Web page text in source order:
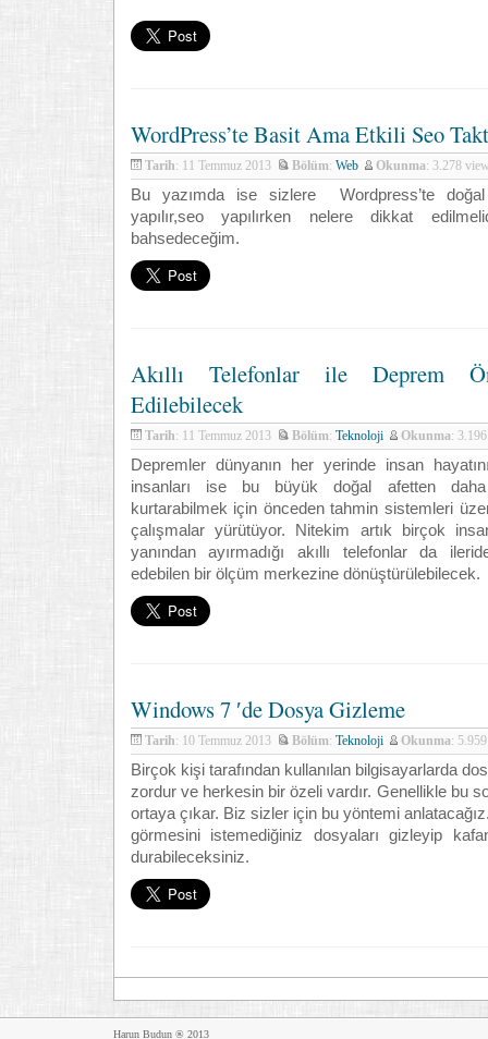
WordPress’te Basit Ama Etkili Seo
Tarih: 11 Temmuz 2013 Bölüm: Web Okunma: 3.278
Bu yazımda ise sizlere Wordpress’te
yapılır,seo yapılırken nelere dikkat
bahsedeceğim.
Akıllı Telefonlar ile Deprem
Edilebilecek
Tarih: 11 Temmuz 2013 Bölüm: Teknoloji Okunma:
Depremler dünyanın her yerinde insan
insanları ise bu büyük doğal afetten
kurtarabilmek için önceden tahmin sistemleri
çalışmalar yürütüyor. Nitekim artık birçok
yanından ayırmadığı akıllı telefonlar da
edebilen bir ölçüm merkezine dönüştürülebilecek.
Windows 7 ′de Dosya Gizleme
Tarih: 10 Temmuz 2013 Bölüm: Teknoloji Okunma:
Birçok kişi tarafından kullanılan bilgisayarlarda
zordur ve herkesin bir özeli vardır. Genellikle bu
ortaya çıkar. Biz sizler için bu yöntemi
görmesini istemediğiniz dosyaları gizleyip
durabileceksiniz.
Harun Budun ® 2013